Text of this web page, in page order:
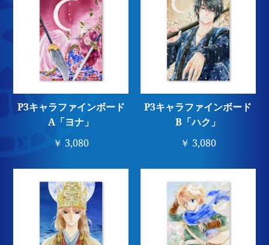
P3キャラファインボード
A「ヨナ」
￥ 3,080
P3キャラファインボード
B「ハク」
￥ 3,080